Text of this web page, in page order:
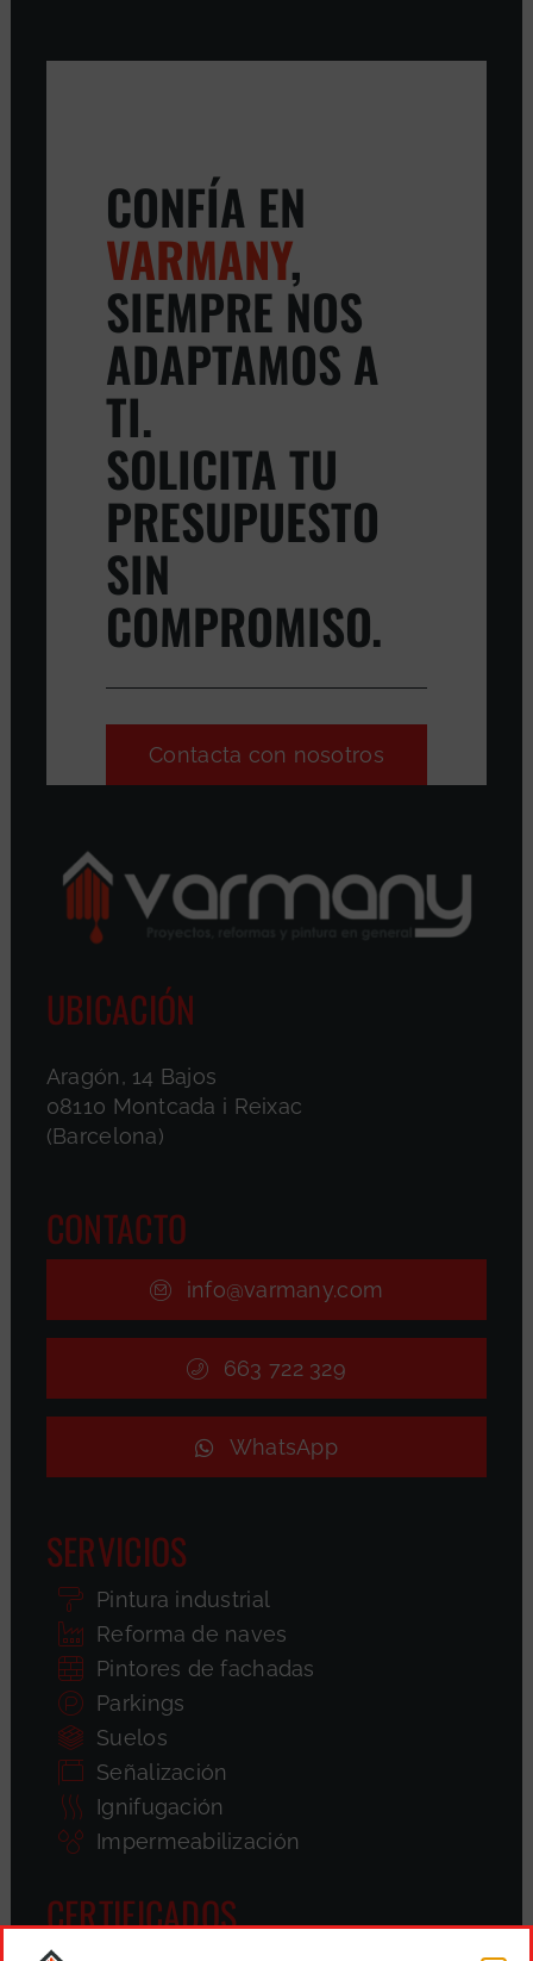
CONFÍA EN
VARMANY,
SIEMPRE NOS
ADAPTAMOS A
TI.
SOLICITA TU
PRESUPUESTO
SIN
COMPROMISO.
Contacta con nosotros
UBICACIÓN
Aragón, 14 Bajos
08110 Montcada i Reixac
(Barcelona)
CONTACTO
info@varmany.com
663 722 329
WhatsApp
SERVICIOS
Pintura industrial
Reforma de naves
Pintores de fachadas
Parkings
Suelos
Señalización
Ignifugación
Impermeabilización
CERTIFICADOS